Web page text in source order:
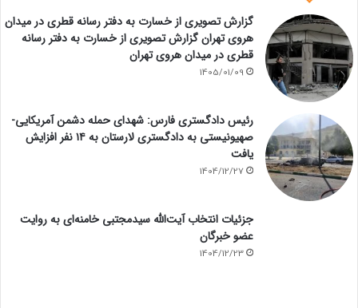
گزارش تصویری از خسارت به دفتر رسانه قطری در میدان
هروی تهران گزارش تصویری از خسارت به دفتر رسانه
قطری در میدان هروی تهران
1405/01/09
رئیس دادگستری فارس: شهدای حمله دشمن آمریکایی-
صهیونیستی به دادگستری لارستان به ۱۴ نفر افزایش
یافت
1404/12/27
جزئیات انتخاب آیت‌الله سیدمجتبی خامنه‌ای به روایت
عضو خبرگان
1404/12/23